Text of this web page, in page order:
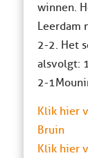
winnen.
Leerdam
2-2. Het
alsvolgt:
2-1
Klik hier
Bruin
Klik hier